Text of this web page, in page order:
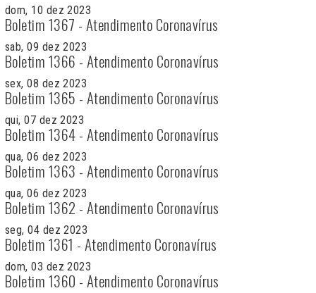
dom, 10 dez 2023
Boletim 1367 - Atendimento Coronavírus
sab, 09 dez 2023
Boletim 1366 - Atendimento Coronavírus
sex, 08 dez 2023
Boletim 1365 - Atendimento Coronavírus
qui, 07 dez 2023
Boletim 1364 - Atendimento Coronavírus
qua, 06 dez 2023
Boletim 1363 - Atendimento Coronavírus
qua, 06 dez 2023
Boletim 1362 - Atendimento Coronavírus
seg, 04 dez 2023
Boletim 1361 - Atendimento Coronavírus
dom, 03 dez 2023
Boletim 1360 - Atendimento Coronavírus